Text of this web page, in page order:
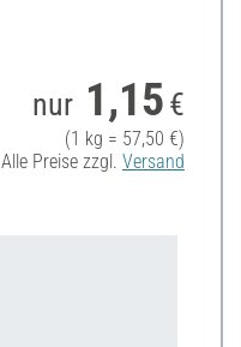
nur 1,15 €
(1 kg = 57,50 €)
Alle Preise zzgl. Versand